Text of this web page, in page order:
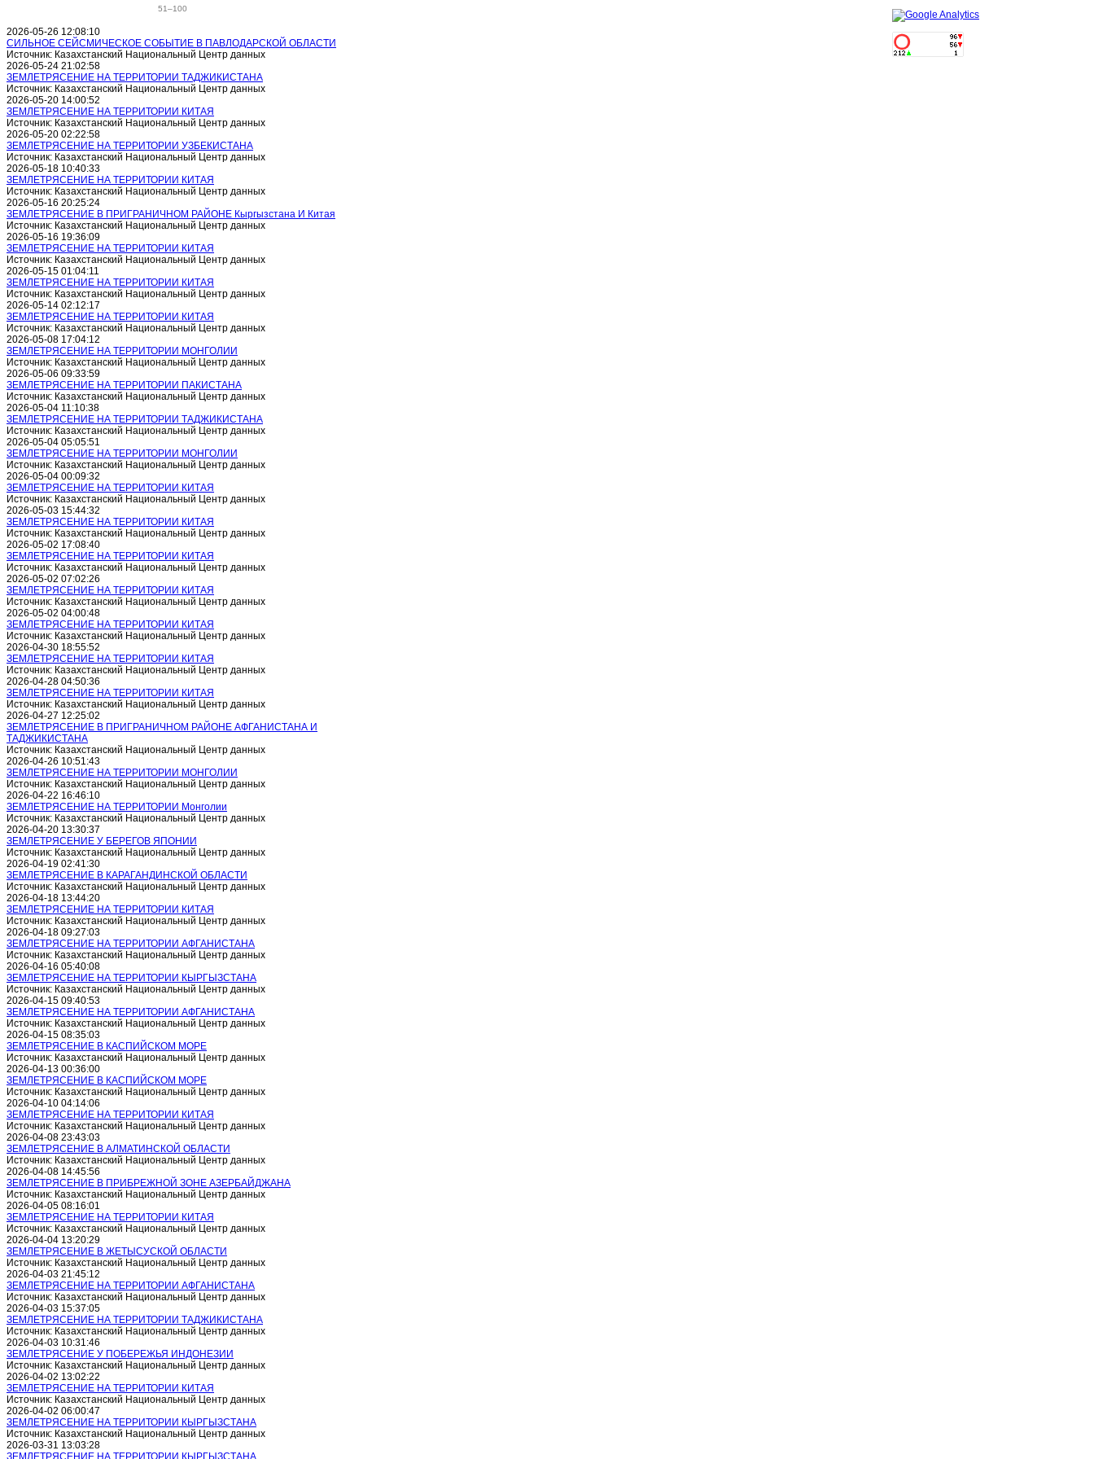
51–100
2026-05-26 12:08:10
СИЛЬНОЕ СЕЙСМИЧЕСКОЕ СОБЫТИЕ В ПАВЛОДАРСКОЙ ОБЛАСТИ
Источник: Казахстанский Национальный Центр данных
2026-05-24 21:02:58
ЗЕМЛЕТРЯСЕНИЕ НА ТЕРРИТОРИИ ТАДЖИКИСТАНА
Источник: Казахстанский Национальный Центр данных
2026-05-20 14:00:52
ЗЕМЛЕТРЯСЕНИЕ НА ТЕРРИТОРИИ КИТАЯ
Источник: Казахстанский Национальный Центр данных
2026-05-20 02:22:58
ЗЕМЛЕТРЯСЕНИЕ НА ТЕРРИТОРИИ УЗБЕКИСТАНА
Источник: Казахстанский Национальный Центр данных
2026-05-18 10:40:33
ЗЕМЛЕТРЯСЕНИЕ НА ТЕРРИТОРИИ КИТАЯ
Источник: Казахстанский Национальный Центр данных
2026-05-16 20:25:24
ЗЕМЛЕТРЯСЕНИЕ В ПРИГРАНИЧНОМ РАЙОНЕ Кыргызстана И Китая
Источник: Казахстанский Национальный Центр данных
2026-05-16 19:36:09
ЗЕМЛЕТРЯСЕНИЕ НА ТЕРРИТОРИИ КИТАЯ
Источник: Казахстанский Национальный Центр данных
2026-05-15 01:04:11
ЗЕМЛЕТРЯСЕНИЕ НА ТЕРРИТОРИИ КИТАЯ
Источник: Казахстанский Национальный Центр данных
2026-05-14 02:12:17
ЗЕМЛЕТРЯСЕНИЕ НА ТЕРРИТОРИИ КИТАЯ
Источник: Казахстанский Национальный Центр данных
2026-05-08 17:04:12
ЗЕМЛЕТРЯСЕНИЕ НА ТЕРРИТОРИИ МОНГОЛИИ
Источник: Казахстанский Национальный Центр данных
2026-05-06 09:33:59
ЗЕМЛЕТРЯСЕНИЕ НА ТЕРРИТОРИИ ПАКИСТАНА
Источник: Казахстанский Национальный Центр данных
2026-05-04 11:10:38
ЗЕМЛЕТРЯСЕНИЕ НА ТЕРРИТОРИИ ТАДЖИКИСТАНА
Источник: Казахстанский Национальный Центр данных
2026-05-04 05:05:51
ЗЕМЛЕТРЯСЕНИЕ НА ТЕРРИТОРИИ МОНГОЛИИ
Источник: Казахстанский Национальный Центр данных
2026-05-04 00:09:32
ЗЕМЛЕТРЯСЕНИЕ НА ТЕРРИТОРИИ КИТАЯ
Источник: Казахстанский Национальный Центр данных
2026-05-03 15:44:32
ЗЕМЛЕТРЯСЕНИЕ НА ТЕРРИТОРИИ КИТАЯ
Источник: Казахстанский Национальный Центр данных
2026-05-02 17:08:40
ЗЕМЛЕТРЯСЕНИЕ НА ТЕРРИТОРИИ КИТАЯ
Источник: Казахстанский Национальный Центр данных
2026-05-02 07:02:26
ЗЕМЛЕТРЯСЕНИЕ НА ТЕРРИТОРИИ КИТАЯ
Источник: Казахстанский Национальный Центр данных
2026-05-02 04:00:48
ЗЕМЛЕТРЯСЕНИЕ НА ТЕРРИТОРИИ КИТАЯ
Источник: Казахстанский Национальный Центр данных
2026-04-30 18:55:52
ЗЕМЛЕТРЯСЕНИЕ НА ТЕРРИТОРИИ КИТАЯ
Источник: Казахстанский Национальный Центр данных
2026-04-28 04:50:36
ЗЕМЛЕТРЯСЕНИЕ НА ТЕРРИТОРИИ КИТАЯ
Источник: Казахстанский Национальный Центр данных
2026-04-27 12:25:02
ЗЕМЛЕТРЯСЕНИЕ В ПРИГРАНИЧНОМ РАЙОНЕ АФГАНИСТАНА И
ТАДЖИКИСТАНА
Источник: Казахстанский Национальный Центр данных
2026-04-26 10:51:43
ЗЕМЛЕТРЯСЕНИЕ НА ТЕРРИТОРИИ МОНГОЛИИ
Источник: Казахстанский Национальный Центр данных
2026-04-22 16:46:10
ЗЕМЛЕТРЯСЕНИЕ НА ТЕРРИТОРИИ Монголии
Источник: Казахстанский Национальный Центр данных
2026-04-20 13:30:37
ЗЕМЛЕТРЯСЕНИЕ У БЕРЕГОВ ЯПОНИИ
Источник: Казахстанский Национальный Центр данных
2026-04-19 02:41:30
ЗЕМЛЕТРЯСЕНИЕ В КАРАГАНДИНСКОЙ ОБЛАСТИ
Источник: Казахстанский Национальный Центр данных
2026-04-18 13:44:20
ЗЕМЛЕТРЯСЕНИЕ НА ТЕРРИТОРИИ КИТАЯ
Источник: Казахстанский Национальный Центр данных
2026-04-18 09:27:03
ЗЕМЛЕТРЯСЕНИЕ НА ТЕРРИТОРИИ АФГАНИСТАНА
Источник: Казахстанский Национальный Центр данных
2026-04-16 05:40:08
ЗЕМЛЕТРЯСЕНИЕ НА ТЕРРИТОРИИ КЫРГЫЗСТАНА
Источник: Казахстанский Национальный Центр данных
2026-04-15 09:40:53
ЗЕМЛЕТРЯСЕНИЕ НА ТЕРРИТОРИИ АФГАНИСТАНА
Источник: Казахстанский Национальный Центр данных
2026-04-15 08:35:03
ЗЕМЛЕТРЯСЕНИЕ В КАСПИЙСКОМ МОРЕ
Источник: Казахстанский Национальный Центр данных
2026-04-13 00:36:00
ЗЕМЛЕТРЯСЕНИЕ В КАСПИЙСКОМ МОРЕ
Источник: Казахстанский Национальный Центр данных
2026-04-10 04:14:06
ЗЕМЛЕТРЯСЕНИЕ НА ТЕРРИТОРИИ КИТАЯ
Источник: Казахстанский Национальный Центр данных
2026-04-08 23:43:03
ЗЕМЛЕТРЯСЕНИЕ В АЛМАТИНСКОЙ ОБЛАСТИ
Источник: Казахстанский Национальный Центр данных
2026-04-08 14:45:56
ЗЕМЛЕТРЯСЕНИЕ В ПРИБРЕЖНОЙ ЗОНЕ АЗЕРБАЙДЖАНА
Источник: Казахстанский Национальный Центр данных
2026-04-05 08:16:01
ЗЕМЛЕТРЯСЕНИЕ НА ТЕРРИТОРИИ КИТАЯ
Источник: Казахстанский Национальный Центр данных
2026-04-04 13:20:29
ЗЕМЛЕТРЯСЕНИЕ В ЖЕТЫСУСКОЙ ОБЛАСТИ
Источник: Казахстанский Национальный Центр данных
2026-04-03 21:45:12
ЗЕМЛЕТРЯСЕНИЕ НА ТЕРРИТОРИИ АФГАНИСТАНА
Источник: Казахстанский Национальный Центр данных
2026-04-03 15:37:05
ЗЕМЛЕТРЯСЕНИЕ НА ТЕРРИТОРИИ ТАДЖИКИСТАНА
Источник: Казахстанский Национальный Центр данных
2026-04-03 10:31:46
ЗЕМЛЕТРЯСЕНИЕ У ПОБЕРЕЖЬЯ ИНДОНЕЗИИ
Источник: Казахстанский Национальный Центр данных
2026-04-02 13:02:22
ЗЕМЛЕТРЯСЕНИЕ НА ТЕРРИТОРИИ КИТАЯ
Источник: Казахстанский Национальный Центр данных
2026-04-02 06:00:47
ЗЕМЛЕТРЯСЕНИЕ НА ТЕРРИТОРИИ КЫРГЫЗСТАНА
Источник: Казахстанский Национальный Центр данных
2026-03-31 13:03:28
ЗЕМЛЕТРЯСЕНИЕ НА ТЕРРИТОРИИ КЫРГЫЗСТАНА